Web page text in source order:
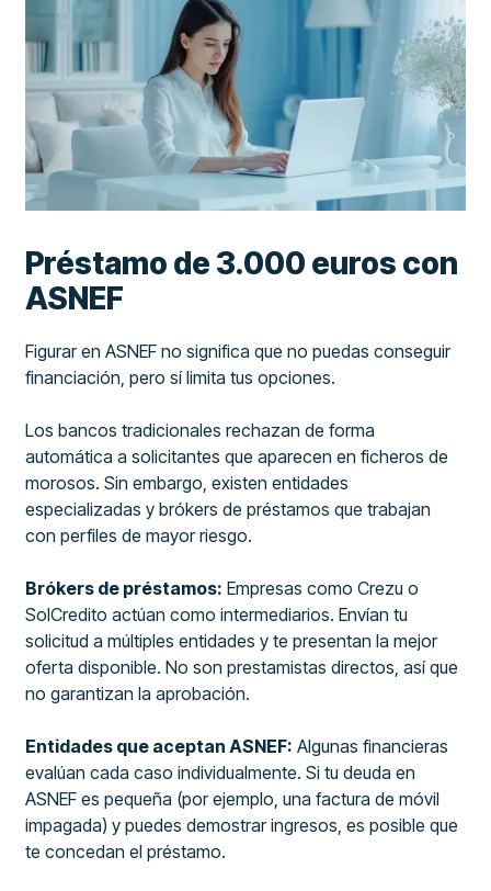
Préstamo de 3.000 euros con
ASNEF
Figurar en ASNEF no significa que no puedas conseguir
financiación, pero sí limita tus opciones.
Los bancos tradicionales rechazan de forma
automática a solicitantes que aparecen en ficheros de
morosos. Sin embargo, existen entidades
especializadas y brókers de préstamos que trabajan
con perfiles de mayor riesgo.
Brókers de préstamos: Empresas como Crezu o
SolCredito actúan como intermediarios. Envían tu
solicitud a múltiples entidades y te presentan la mejor
oferta disponible. No son prestamistas directos, así que
no garantizan la aprobación.
Entidades que aceptan ASNEF: Algunas financieras
evalúan cada caso individualmente. Si tu deuda en
ASNEF es pequeña (por ejemplo, una factura de móvil
impagada) y puedes demostrar ingresos, es posible que
te concedan el préstamo.